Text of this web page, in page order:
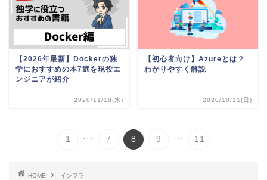
【2026年最新】Dockerの独
学におすすめの本7選を現役エ
ンジニアが紹介
2020/11/18(水)
【初心者向け】Azureとは？
わかりやすく解説
2020/10/11(日)
1 ... 7 8 9 ... 11
HOME インフラ